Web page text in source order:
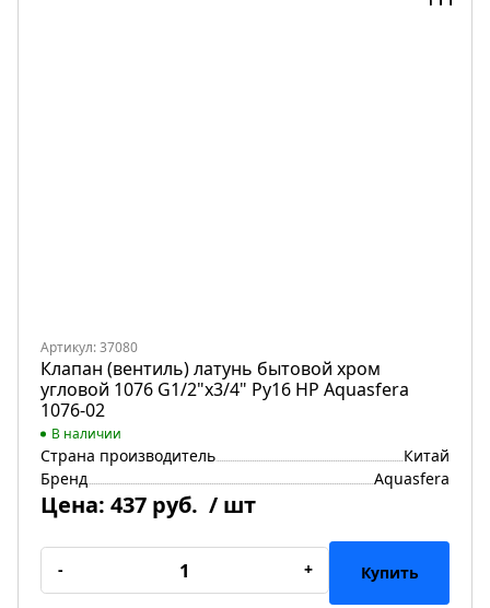
Артикул: 37080
Клапан (вентиль) латунь бытовой хром
угловой 1076 G1/2"х3/4" Ру16 НР Aquasfera
1076-02
В наличии
Страна производитель
Китай
Бренд
Aquasfera
Цена: 437 руб. / шт
- + Купить